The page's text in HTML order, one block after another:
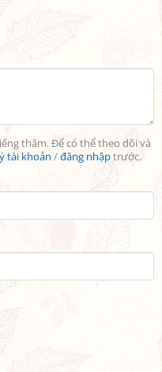
thăm. Để có thể theo dõi và
tài khoản /đăng nhậptrước.